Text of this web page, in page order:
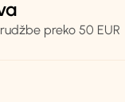
preko 50 EUR